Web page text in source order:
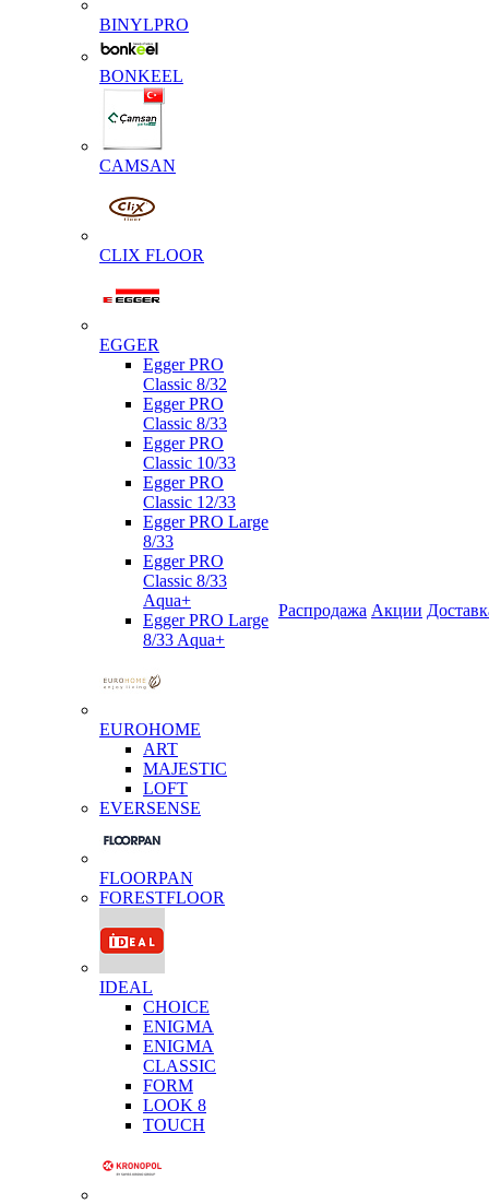
BINYLPRO
BONKEEL
CAMSAN
CLIX FLOOR
EGGER
Egger PRO
Classic 8/32
Egger PRO
Classic 8/33
Egger PRO
Classic 10/33
Egger PRO
Classic 12/33
Egger PRO Large
8/33
Egger PRO
Classic 8/33
Aqua+
Egger PRO Large
8/33 Aqua+
EUROHOME
ART
MAJESTIC
LOFT
EVERSENSE
FLOORPAN
FORESTFLOOR
IDEAL
CHOICE
ENIGMA
ENIGMA
CLASSIC
FORM
LOOK 8
TOUCH
Распродажа Акции